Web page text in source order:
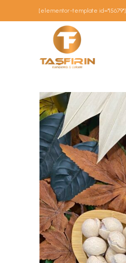
[elementor-template id="15679"]